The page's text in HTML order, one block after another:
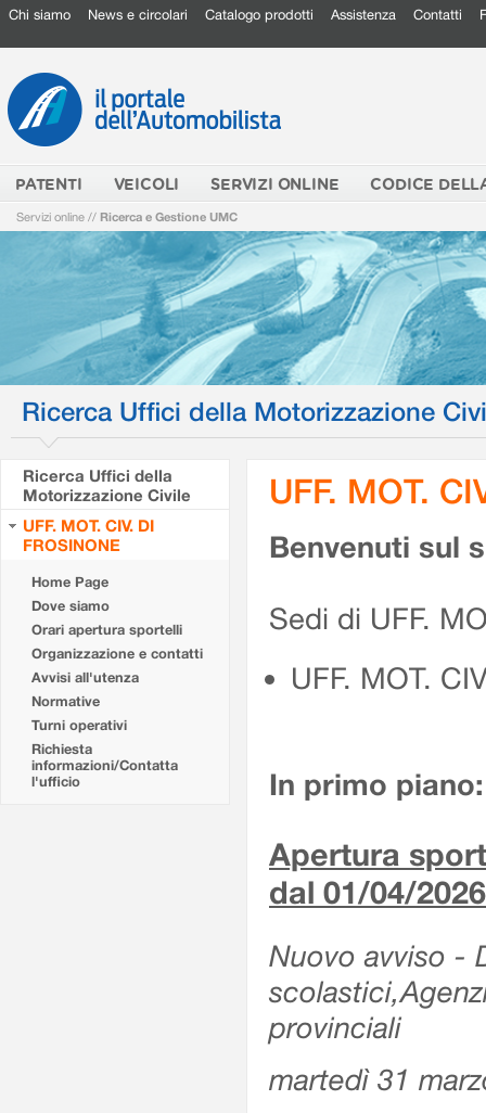
Chi siamo News e circolari Catalogo prodotti Assistenza Contatti
PATENTI VEICOLI SERVIZI ONLINE CODICE
Servizi online // Ricerca e Gestione UMC
Ricerca Uffici della Motorizzazione
Ricerca Uffici della
Motorizzazione Civile
UFF. MOT. CIV. DI
FROSINONE
Home Page
Dove siamo
Orari apertura sportelli
Organizzazione e contatti
Avvisi all'utenza
Normative
Turni operativi
Richiesta
informazioni/Contatta
l'ufficio
UFF. MOT.
Benvenuti sul
Sedi di UFF.
UFF. MOT.
In primo piano:
Apertura
dal 01/04/2026
Nuovo avviso -
provinciali
martedì 31